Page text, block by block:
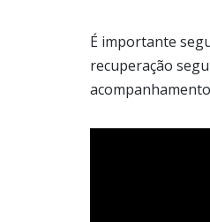
É importante
recuperação